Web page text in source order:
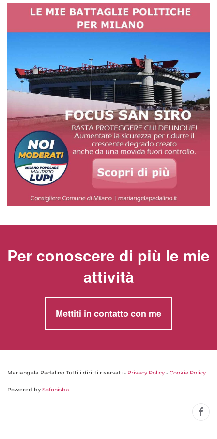
Per conoscere di più le mie
attività
Mettiti in contatto con me
Mariangela Padalino Tutti i diritti riservati - Privacy Policy - Cookie Policy
Powered by Sofonisba